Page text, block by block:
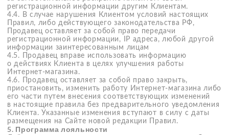
7.5.2. Процесс оплаты банковской картой в Интернет-
магазине:
Оплата осуществляется в Интернет-магазине сразу же
после оформления Заказа.
После подтверждения состава Заказа, личных данных и
адреса доставки, необходимо будет ввести данные
Вашей банковской карты (номер карты, фамилию и имя
владельца, срок действия карты и CVV/CVC код). Оплата
происходит через авторизационный сервер платежных
систем MasterCard, VISA, Maestro, «Мир». К оплате
принимаются только карты, выпущенные в России.
Иностранные карты не принимаются.
7.5.3. Интернет-магазин «mei sense» никогда не
запрашивает PIN-код вашей карты. Никогда не
передавайте PIN-код Вашей карты третьим лицам.
7.5.4. Электронный чек за заказы высылается на Ваш e-
mail сразу же после проведения оплаты. Электронный чек
содержит все данные о проведенной платежной
транзакции.
7.6. Оплата заказа с помощью сервиса «Долями»
7.6.1. Для оформления заказа с оплатой «Долями»
необходимо: